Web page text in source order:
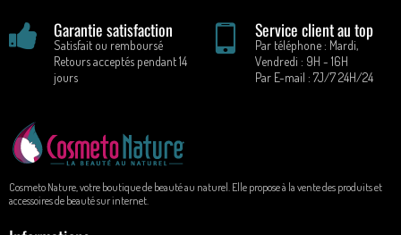
Garantie satisfaction
Satisfait ou remboursé
Retours acceptés pendant 14
jours
Service client au top
Par téléphone : Mardi,
Vendredi : 9H - 16H
Par E-mail : 7J/7 24H/24
Cosmeto Nature, votre boutique de beauté au naturel. Elle propose à la vente des produits et
accessoires de beauté sur internet.